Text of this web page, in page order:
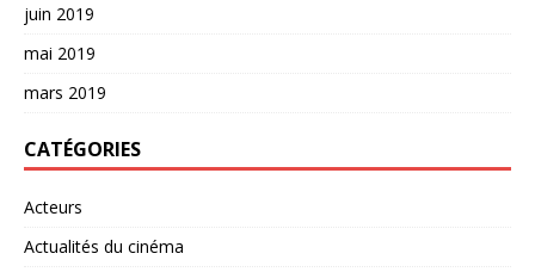
juin 2019
mai 2019
mars 2019
CATÉGORIES
Acteurs
Actualités du cinéma